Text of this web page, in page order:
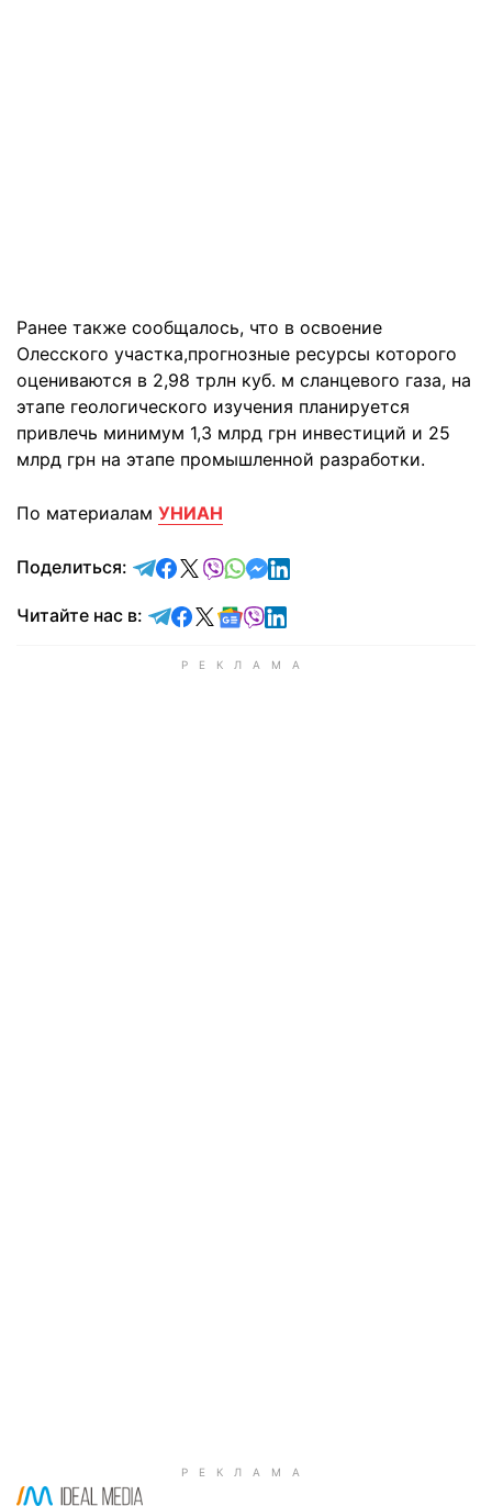
Ранее также сообщалось, что в освоение
Олесского участка,прогнозные ресурсы которого
оцениваются в 2,98 трлн куб. м сланцевого газа, на
этапе геологического изучения планируется
привлечь минимум 1,3 млрд грн инвестиций и 25
млрд грн на этапе промышленной разработки.
По материалам УНИАН
Поделиться: отправить в Telegram
поделиться в Facebook
поделиться в X
отправить в Viber
отправить в Whatsapp
отправить в Messenger
отправить в LinkedIn
Читайте нас в: Читайте в Telegram
Читайте в Facebook
Читайте в X
Читайте в Google news
Читайте в Viber
Читайте в LinkedIn